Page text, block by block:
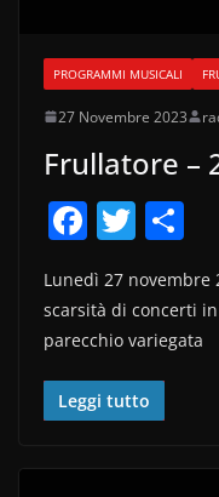
PROGRAMMI MUSICALI
27 Novembre 2023
Frullatore –
F
c
e
b
o
T
itt
er
n
di
Lunedì 27 novembre
scarsità di concerti
parecchio variegata
Leggi tutto